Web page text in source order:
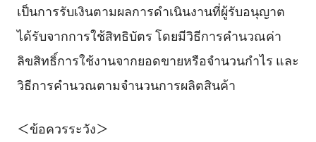
เป็นการรับเงินตามผลการดำเนินงานที่ผู้รับอนุญาต
ได้รับจากการใช้สิทธิบัตร โดยมีวิธีการคำนวณค่า
ลิขสิทธิ์การใช้งานจากยอดขายหรือจำนวนกำไร และ
วิธีการคำนวณตามจำนวนการผลิตสินค้า
＜ข้อควรระวัง＞